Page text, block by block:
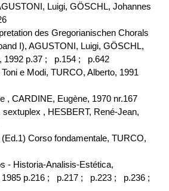
Luigi, GÖSCHL, Johannes
des Gregorianischen Chorals
I), AGUSTONI, Luigi, GÖSCHL,
1992 p.37 ;
p.154 ;
p.642
e Modi, TURCO, Alberto, 1991
, CARDINE, Eugène, 1970 nr.167
, HESBERT, René-Jean,
Corso fondamentale, TURCO,
- Historia-Analisis-Estética,
p.216 ;
p.217 ; p.223 ;
p.236 ;